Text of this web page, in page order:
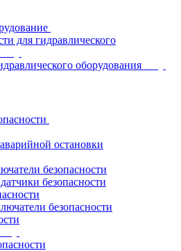
для гидравлического
оборудования
остановки
безопасности
безопасности
безопасности